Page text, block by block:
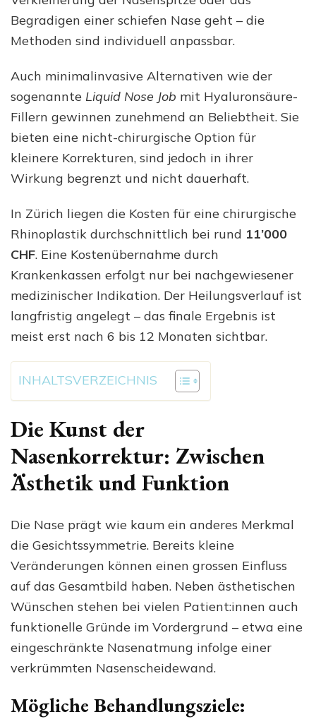
Begradigen einer schiefen Nase geht – die
Methoden sind individuell anpassbar.
Auch minimalinvasive Alternativen wie der
sogenannte Liquid Nose Job mit Hyaluronsäure-
Fillern gewinnen zunehmend an Beliebtheit. Sie
bieten eine nicht-chirurgische Option für
kleinere Korrekturen, sind jedoch in ihrer
Wirkung begrenzt und nicht dauerhaft.
In Zürich liegen die Kosten für eine chirurgische
Rhinoplastik durchschnittlich bei rund 11’000
CHF. Eine Kostenübernahme durch
Krankenkassen erfolgt nur bei nachgewiesener
medizinischer Indikation. Der Heilungsverlauf ist
langfristig angelegt – das finale Ergebnis ist
meist erst nach 6 bis 12 Monaten sichtbar.
INHALTSVERZEICHNIS
Die Kunst der
Nasenkorrektur: Zwischen
Ästhetik und Funktion
Die Nase prägt wie kaum ein anderes Merkmal
die Gesichtssymmetrie. Bereits kleine
Veränderungen können einen grossen Einfluss
auf das Gesamtbild haben. Neben ästhetischen
Wünschen stehen bei vielen Patient:innen auch
funktionelle Gründe im Vordergrund – etwa eine
eingeschränkte Nasenatmung infolge einer
verkrümmten Nasenscheidewand.
Mögliche Behandlungsziele: